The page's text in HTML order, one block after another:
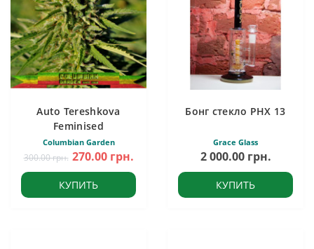
Auto Tereshkova
Feminised
Columbian Garden
300.00 грн. 270.00 грн.
КУПИТЬ
Бонг стекло PHX 13
Grace Glass
2 000.00 грн.
КУПИТЬ